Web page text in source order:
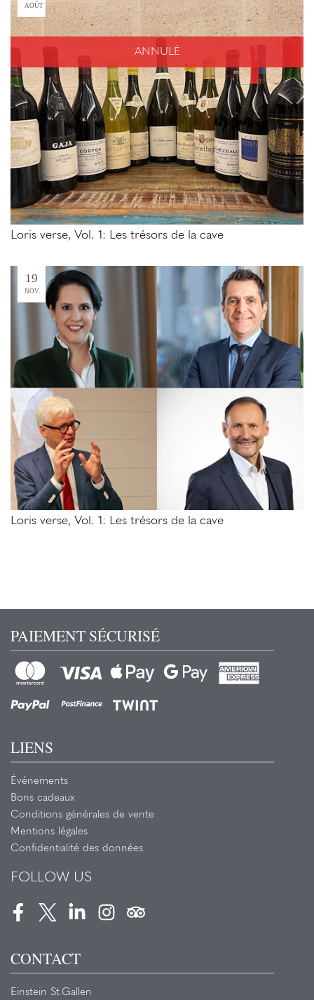
AOÛT
ANNULÉ
Loris verse, Vol. 1: Les trésors de la cave
19
NOV.
Loris verse, Vol. 1: Les trésors de la cave
PAIEMENT SÉCURISÉ
LIENS
Événements
Bons cadeaux
Conditions générales de vente
Mentions légales
Confidentialité des données
FOLLOW US
FacebookTwitterLinkedInInstagramTripadvisor
CONTACT
Einstein St.Gallen